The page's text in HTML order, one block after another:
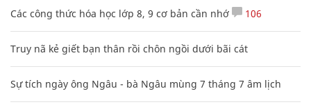
Các công thức hóa học lớp 8, 9 cơ bản cần nhớ 106
Truy nã kẻ giết bạn thân rồi chôn ngồi dưới bãi cát
Sự tích ngày ông Ngâu - bà Ngâu mùng 7 tháng 7 âm lịch